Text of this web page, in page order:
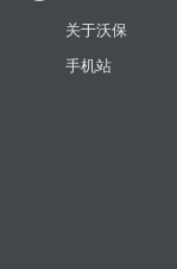
关于沃保
手机站